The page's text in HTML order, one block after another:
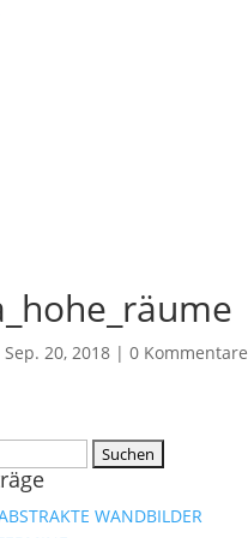
Sep. 20, 2018 |0 Kommentare
WANDBILDER